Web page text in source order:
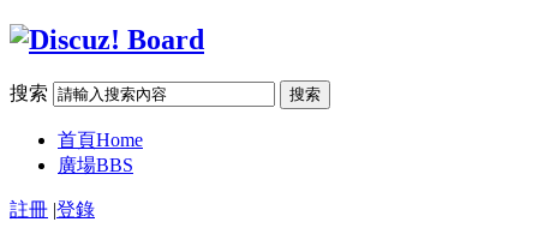
搜索 搜索
首頁Home
廣場BBS
註冊 |登錄